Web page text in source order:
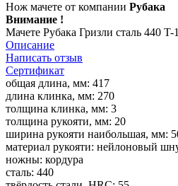
Нож мачете от компании Рубака
Внимание !
Мачете Рубака Гризли сталь 440
Описание
Написать отзыв
Сертификат
общая длина, мм: 417
длина клинка, мм: 270
толщина клинка, мм: 3
толщина рукояти, мм: 20
ширина рукояти наибольшая, мм:
материал рукояти: нейлоновый
ножны: кордура
сталь: 440